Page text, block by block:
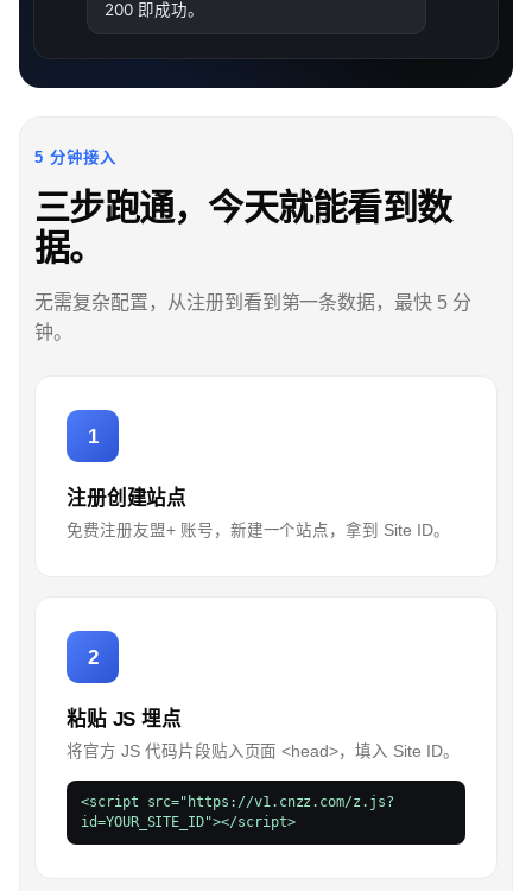
200 即成功。
5 分钟接入
三步跑通，今天就能看到数
据。
无需复杂配置，从注册到看到第一条数据，最快 5 分
钟。
1
注册创建站点
免费注册友盟+ 账号，新建一个站点，拿到 Site ID。
2
粘贴 JS 埋点
将官方 JS 代码片段贴入页面 <head>，填入 Site ID。
<script src="https://v1.cnzz.com/z.js?
id=YOUR_SITE_ID"></script>